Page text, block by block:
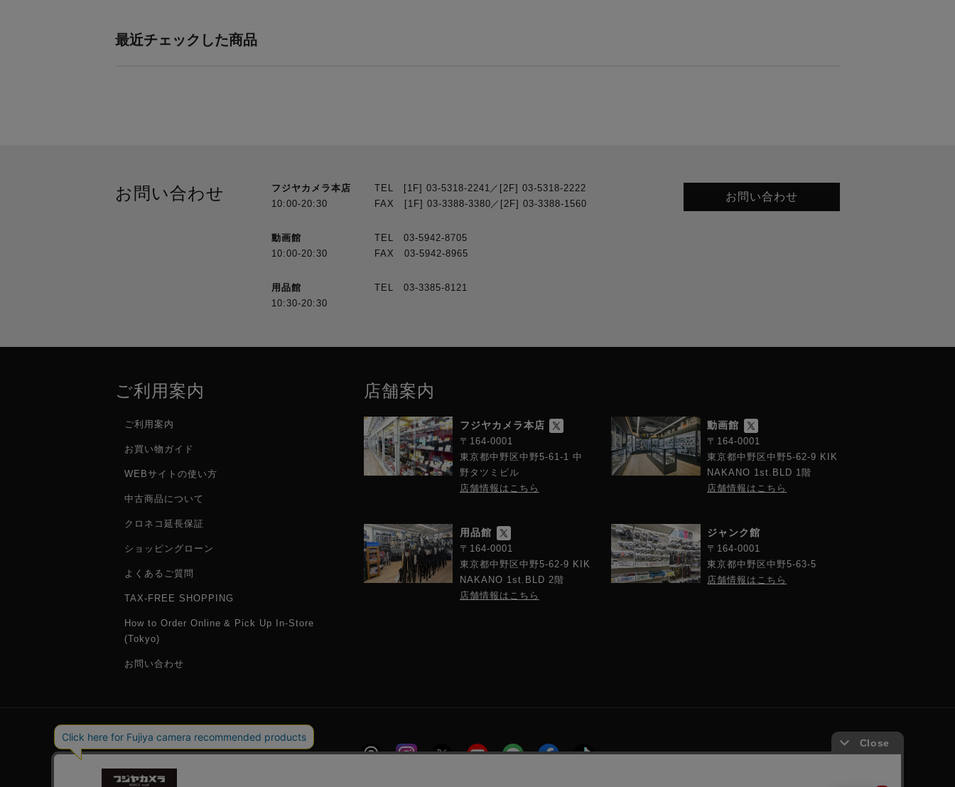
最近チェックした商品
お問い合わせ
フジヤカメラ本店
10:00-20:30
TEL [1F] 03-5318-2241／[2F] 03-5318-2222
FAX [1F] 03-3388-3380／[2F] 03-3388-1560
動画館
10:00-20:30
TEL 03-5942-8705
FAX 03-5942-8965
用品館
10:30-20:30
TEL 03-3385-8121
お問い合わせ
ご利用案内
ご利用案内
お買い物ガイド
WEBサイトの使い方
中古商品について
クロネコ延長保証
ショッピングローン
よくあるご質問
TAX-FREE SHOPPING
How to Order Online & Pick Up In-Store
(Tokyo)
お問い合わせ
店舗案内
フジヤカメラ本店
〒164-0001
東京都中野区中野5-61-1 中
野タツミビル
店舗情報はこちら
動画館
〒164-0001
東京都中野区中野5-62-9 KIK
NAKANO 1st.BLD 1階
店舗情報はこちら
用品館
〒164-0001
東京都中野区中野5-62-9 KIK
NAKANO 1st.BLD 2階
店舗情報はこちら
ジャンク館
〒164-0001
東京都中野区中野5-63-5
店舗情報はこちら